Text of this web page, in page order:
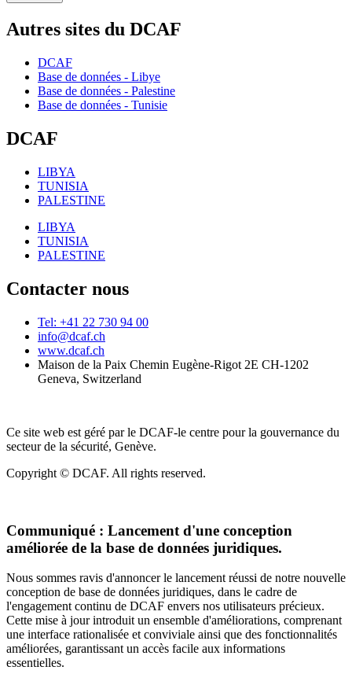
Autres sites du DCAF
DCAF
Base de données - Libye
Base de données - Palestine
Base de données - Tunisie
DCAF
LIBYA
TUNISIA
PALESTINE
LIBYA
TUNISIA
PALESTINE
Contacter nous
Tel: +41 22 730 94 00
info@dcaf.ch
www.dcaf.ch
Maison de la Paix Chemin Eugène-Rigot 2E CH-1202
Geneva, Switzerland
Ce site web est géré par le DCAF-le centre pour la gouvernance du
secteur de la sécurité, Genève.
Copyright © DCAF. All rights reserved.
Communiqué : Lancement d'une conception
améliorée de la base de données juridiques.
Nous sommes ravis d'annoncer le lancement réussi de notre nouvelle
conception de base de données juridiques, dans le cadre de
l'engagement continu de DCAF envers nos utilisateurs précieux.
Cette mise à jour introduit un ensemble d'améliorations, comprenant
une interface rationalisée et conviviale ainsi que des fonctionnalités
améliorées, garantissant un accès facile aux informations
essentielles.